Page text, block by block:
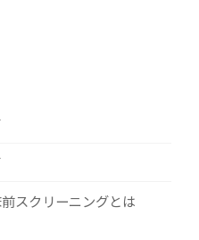
スクリーニングとは